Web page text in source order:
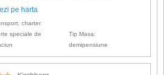
TV cablu, minibar, seif,
pe harta
charter
speciale de
Tip Masa:
demipensiune